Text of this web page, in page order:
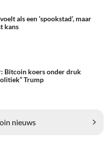
als een ‘spookstad’, maar
kans
Bitcoin koers onder druk
Trump
nieuws